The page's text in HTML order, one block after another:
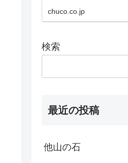
chuco.co.jp
検索
最近の投稿
他山の石